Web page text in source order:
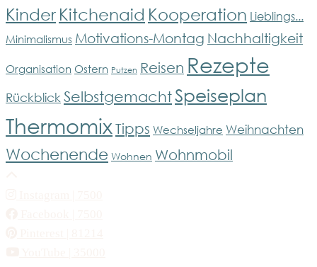
Kinder Kitchenaid Kooperation Lieblings...
Minimalismus Motivations-Montag Nachhaltigkeit
Organisation Ostern Putzen Reisen Rezepte
RückblickSelbstgemachtSpeiseplan
Thermomix Tipps Wechseljahre Weihnachten
Wochenende Wohnen Wohnmobil